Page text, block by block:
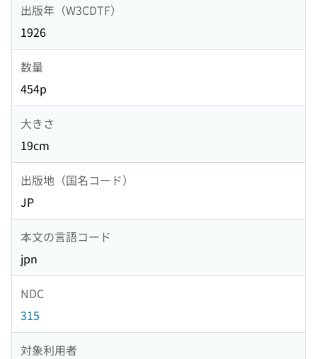
出版年（W3CDTF）
1926
数量
454p
大きさ
19cm
出版地（国名コード）
JP
本文の言語コード
jpn
NDC
315
対象利用者